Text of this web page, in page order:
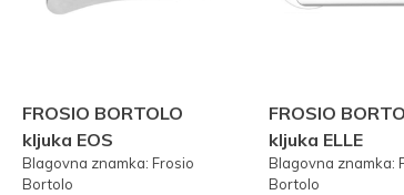
FROSIO BORTOLO
kljuka EOS
Blagovna znamka: Frosio
Bortolo
FROSIO
kljuka ELLE
Blagovna znamka:
Bortolo